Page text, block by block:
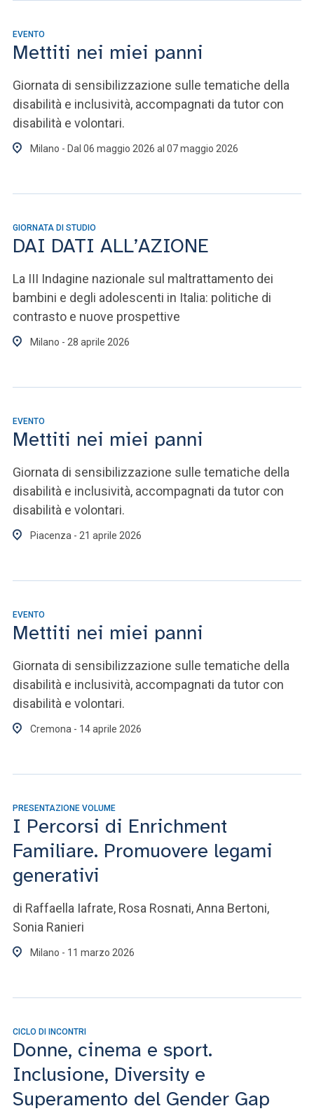
EVENTO
Mettiti nei miei panni
Giornata di sensibilizzazione sulle tematiche della
disabilità e inclusività, accompagnati da tutor con
disabilità e volontari.
Milano - Dal 06 maggio 2026 al 07 maggio 2026
GIORNATA DI STUDIO
DAI DATI ALL’AZIONE
La III Indagine nazionale sul maltrattamento dei
bambini e degli adolescenti in Italia: politiche di
contrasto e nuove prospettive
Milano - 28 aprile 2026
EVENTO
Mettiti nei miei panni
Giornata di sensibilizzazione sulle tematiche della
disabilità e inclusività, accompagnati da tutor con
disabilità e volontari.
Piacenza - 21 aprile 2026
EVENTO
Mettiti nei miei panni
Giornata di sensibilizzazione sulle tematiche della
disabilità e inclusività, accompagnati da tutor con
disabilità e volontari.
Cremona - 14 aprile 2026
PRESENTAZIONE VOLUME
I Percorsi di Enrichment
Familiare. Promuovere legami
generativi
di Raffaella Iafrate, Rosa Rosnati, Anna Bertoni,
Sonia Ranieri
Milano - 11 marzo 2026
CICLO DI INCONTRI
Donne, cinema e sport.
Inclusione, Diversity e
Superamento del Gender Gap